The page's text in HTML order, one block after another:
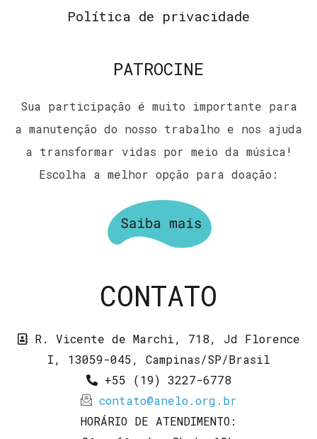
Política de privacidade
PATROCINE
Sua participação é muito importante para
a manutenção do nosso trabalho e nos ajuda
a transformar vidas por meio da música!
Escolha a melhor opção para doação:
CONTATO
R. Vicente de Marchi, 718, Jd Florence
I, 13059-045, Campinas/SP/Brasil
+55 (19) 3227-6778
contato@anelo.org.br
HORÁRIO DE ATENDIMENTO: